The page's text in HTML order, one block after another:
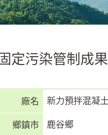
固定污染管制成果
廠名 新力預拌混凝
鄉鎮市 鹿谷鄉